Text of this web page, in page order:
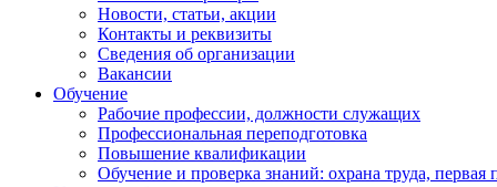
Новости, статьи, акции
Контакты и реквизиты
Сведения об организации
Вакансии
Обучение
Рабочие профессии, должности служащих
Профессиональная переподготовка
Повышение квалификации
Обучение и проверка знаний: охрана труда,